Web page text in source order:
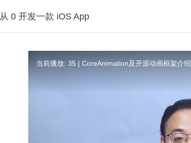
从 0 开发一款 iOS App
当前播放: 35 | CoreAnimation及开源动画框架介绍